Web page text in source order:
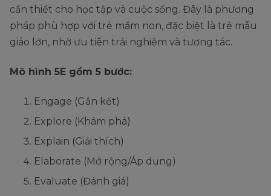
cần thiết cho học tập và cuộc sống. Đây là phương
pháp phù hợp với trẻ mầm non, đặc biệt là trẻ mẫu
giáo lớn, nhờ ưu tiên trải nghiệm và tương tác.
Mô hình 5E gồm 5 bước:
Engage (Gắn kết)
Explore (Khám phá)
Explain (Giải thích)
Elaborate (Mở rộng/Áp dụng)
Evaluate (Đánh giá)